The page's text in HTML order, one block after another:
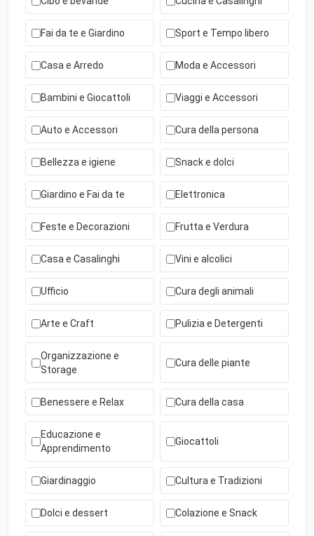
Fai da te e Giardino Sport e Tempo libero
Casa e Arredo Moda e Accessori
Bambini e Giocattoli Viaggi e Accessori
Auto e Accessori Cura della persona
Bellezza e igiene Snack e dolci
Giardino e Fai da te Elettronica
Feste e Decorazioni Frutta e Verdura
Casa e Casalinghi Vini e alcolici
Ufficio Cura degli animali
Arte e Craft Pulizia e Detergenti
Organizzazione e
Storage
Cura delle piante
Benessere e Relax Cura della casa
Educazione e
Apprendimento
Giocattoli
Giardinaggio Cultura e Tradizioni
Dolci e dessert Colazione e Snack